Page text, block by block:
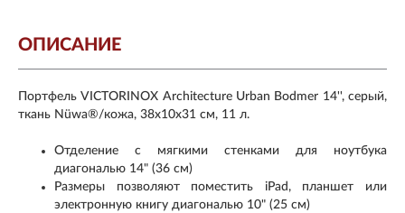
ОПИСАНИЕ
Портфель VICTORINOX Architecture Urban Bodmer 14'', серый,
ткань Nüwa®/кожа, 38x10x31 см, 11 л.
Отделение с мягкими стенками для ноутбука
диагональю 14" (36 см)
Размеры позволяют поместить iPad, планшет или
электронную книгу диагональю 10" (25 см)